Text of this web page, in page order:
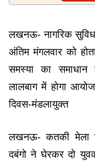
लखनऊ- नागरिक
अंतिम मंगलवार को
समस्या का समाधान
लालबाग में होगा
दिवस-मंडलायुक्त
लखनऊ- कतकी मेला
दबंगो ने घेरकर दो